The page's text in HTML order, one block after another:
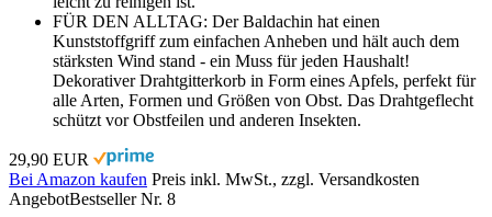
FÜR DEN ALLTAG: Der Baldachin hat einen
Kunststoffgriff zum einfachen Anheben und hält auch dem
stärksten Wind stand - ein Muss für jeden Haushalt!
Dekorativer Drahtgitterkorb in Form eines Apfels, perfekt für
alle Arten, Formen und Größen von Obst. Das Drahtgeflecht
schützt vor Obstfeilen und anderen Insekten.
29,90 EUR
Bei Amazon kaufen Preis inkl. MwSt., zzgl. Versandkosten
AngebotBestseller Nr. 8